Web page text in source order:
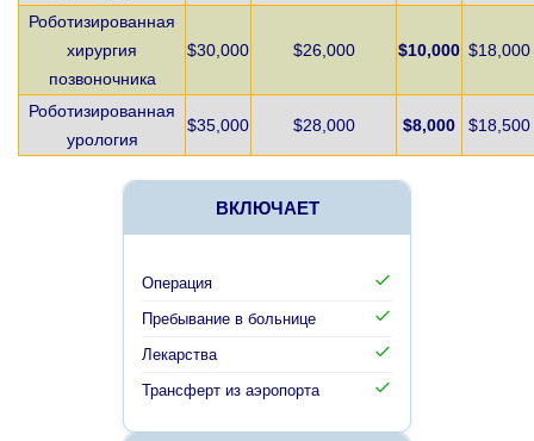
Роботизированная
хирургия
позвоночника
$30,000 $26,000 $10,000 $18,000
Роботизированная
урология
$35,000 $28,000 $8,000 $18,500
ВКЛЮЧАЕТ
Операция
Пребывание в больнице
Лекарства
Трансферт из аэропорта